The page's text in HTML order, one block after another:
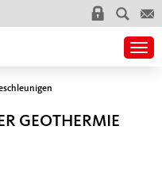
GEOTHERMIE